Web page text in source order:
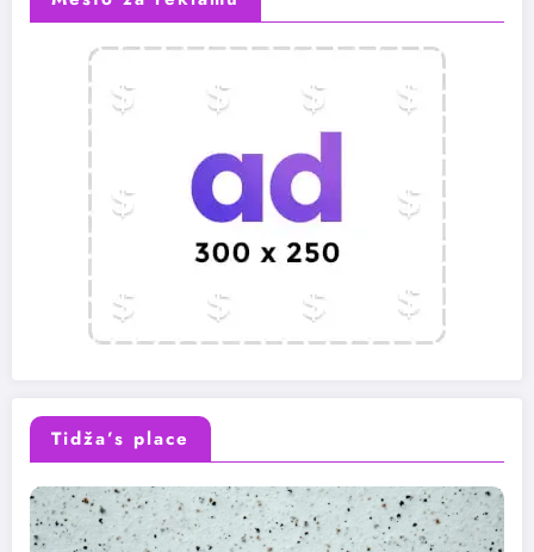
Tidža’s place